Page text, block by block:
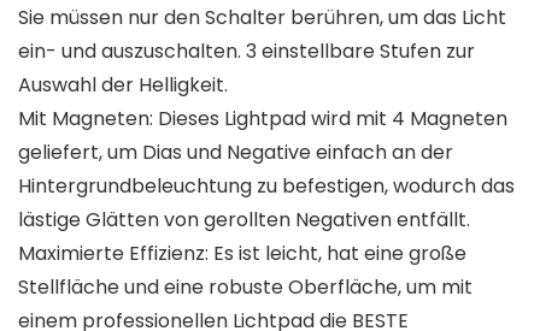
Sie müssen nur den Schalter berühren, um das Licht
ein- und auszuschalten. 3 einstellbare Stufen zur
Auswahl der Helligkeit.
Mit Magneten: Dieses Lightpad wird mit 4 Magneten
geliefert, um Dias und Negative einfach an der
Hintergrundbeleuchtung zu befestigen, wodurch das
lästige Glätten von gerollten Negativen entfällt.
Maximierte Effizienz: Es ist leicht, hat eine große
Stellfläche und eine robuste Oberfläche, um mit
einem professionellen Lichtpad die BESTE